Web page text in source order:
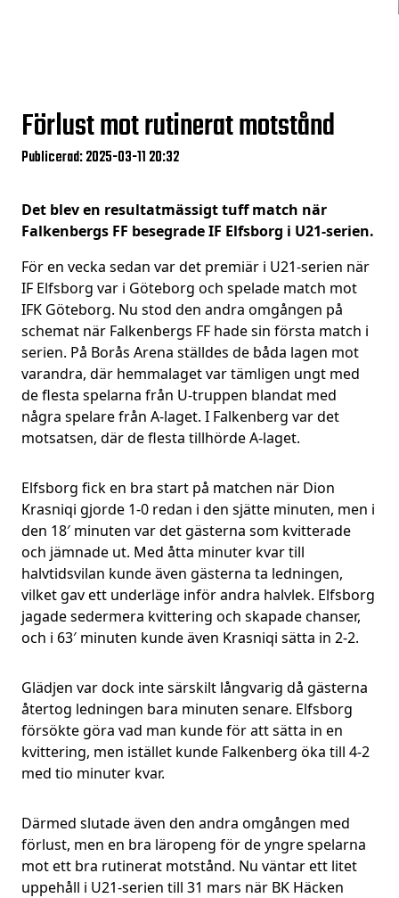
Förlust mot rutinerat motstånd
Publicerad: 2025-03-11 20:32
Det blev en resultatmässigt tuff match när
Falkenbergs FF besegrade IF Elfsborg i U21-serien.
För en vecka sedan var det premiär i U21-serien när
IF Elfsborg var i Göteborg och spelade match mot
IFK Göteborg. Nu stod den andra omgången på
schemat när Falkenbergs FF hade sin första match i
serien. På Borås Arena ställdes de båda lagen mot
varandra, där hemmalaget var tämligen ungt med
de flesta spelarna från U-truppen blandat med
några spelare från A-laget. I Falkenberg var det
motsatsen, där de flesta tillhörde A-laget.
Elfsborg fick en bra start på matchen när Dion
Krasniqi gjorde 1-0 redan i den sjätte minuten, men i
den 18′ minuten var det gästerna som kvitterade
och jämnade ut. Med åtta minuter kvar till
halvtidsvilan kunde även gästerna ta ledningen,
vilket gav ett underläge inför andra halvlek. Elfsborg
jagade sedermera kvittering och skapade chanser,
och i 63′ minuten kunde även Krasniqi sätta in 2-2.
Glädjen var dock inte särskilt långvarig då gästerna
återtog ledningen bara minuten senare. Elfsborg
försökte göra vad man kunde för att sätta in en
kvittering, men istället kunde Falkenberg öka till 4-2
med tio minuter kvar.
Därmed slutade även den andra omgången med
förlust, men en bra läropeng för de yngre spelarna
mot ett bra rutinerat motstånd. Nu väntar ett litet
uppehåll i U21-serien till 31 mars när BK Häcken